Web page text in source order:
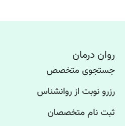
روان درمان
جستجوی متخصص
رزرو نوبت از روانشناس
ثبت نام متخصصان